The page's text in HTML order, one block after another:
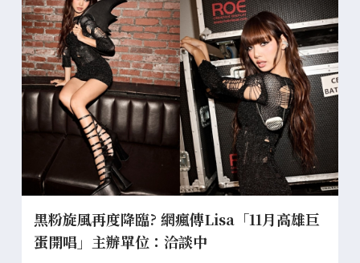
黑粉旋風再度降臨? 網瘋傳Lisa「11月高雄巨
蛋開唱」主辦單位：洽談中